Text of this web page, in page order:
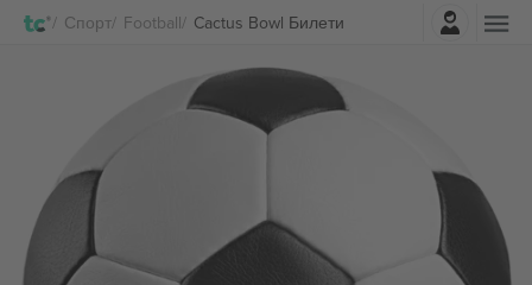
Спорт Football Cactus Bowl Билети
Најави се